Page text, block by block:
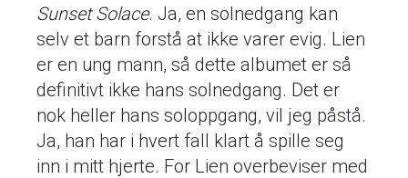
Sunset Solace. Ja, en solnedgang kan
selv et barn forstå at ikke varer evig. Lien
er en ung mann, så dette albumet er så
definitivt ikke hans solnedgang. Det er
nok heller hans soloppgang, vil jeg påstå.
Ja, han har i hvert fall klart å spille seg
inn i mitt hjerte. For Lien overbeviser med